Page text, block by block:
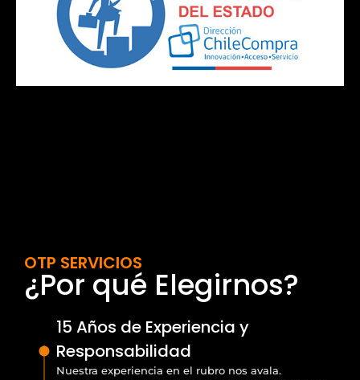
OTP SERVICIOS
¿Por qué Elegirnos?
15 Años de Experiencia y
Responsabilidad
Nuestra experiencia en el rubro nos avala.